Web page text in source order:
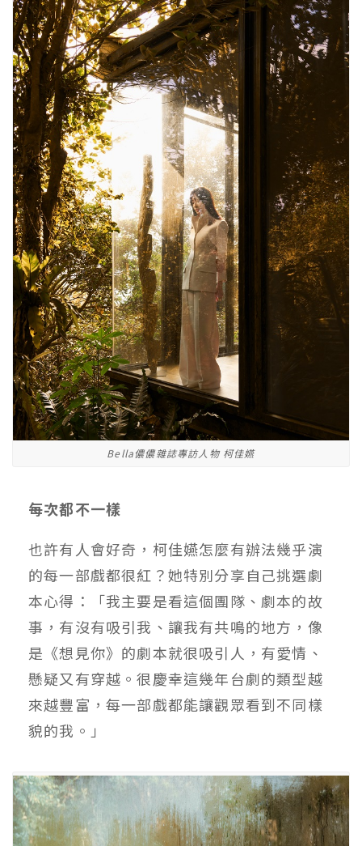
Bella儂儂雜誌專訪人物 柯佳嬿
每次都不一樣
也許有人會好奇，柯佳嬿怎麼有辦法幾乎演
的每一部戲都很紅？她特別分享自己挑選劇
本心得：「我主要是看這個團隊、劇本的故
事，有沒有吸引我、讓我有共鳴的地方，像
是《想見你》的劇本就很吸引人，有愛情、
懸疑又有穿越。很慶幸這幾年台劇的類型越
來越豐富，每一部戲都能讓觀眾看到不同樣
貌的我。」